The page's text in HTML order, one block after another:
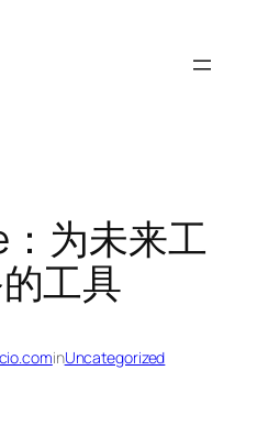
为未来工
工具
inUncategorized